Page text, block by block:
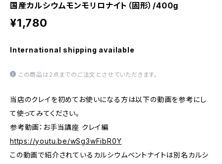
国産カルシウムモンモリロナイト（固形）/400g
¥1,780
International shipping available
この商品は2点までのご注文とさせていただきます。
当店のクレイを初めてお使いになる方は以下の動画を参考にし
て使ってみてください。
参考動画：お手当講座 クレイ編
https://youtu.be/wSg3wFibR0Y
この動画で紹介されているカルシウムベントナイトは別名カルシ